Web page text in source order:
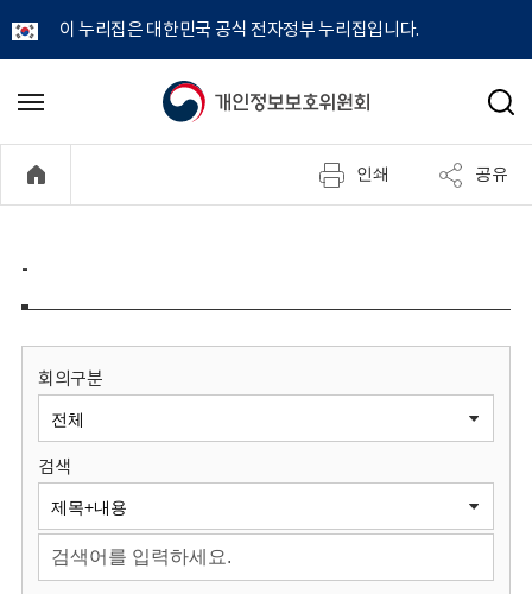
이 누리집은 대한민국 공식 전자정부 누리집입니다.
개
정
보
원
회
메
기
검
인쇄 공유
-
회의구분
검색